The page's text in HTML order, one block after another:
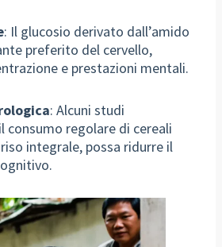
: Il glucosio derivato dall’amido
preferito del cervello,
e prestazioni mentali.
: Alcuni studi
consumo regolare di cereali
integrale, possa ridurre il